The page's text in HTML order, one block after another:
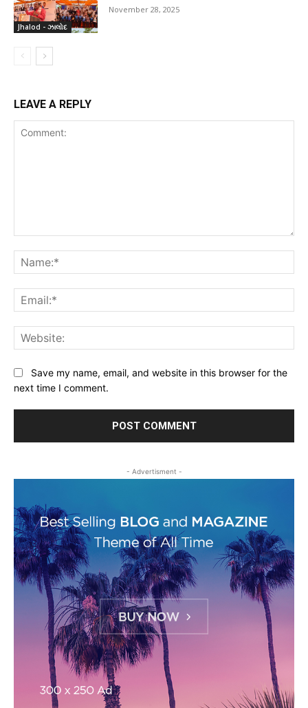
Jhalod - ઝાલોદ
November 28, 2025
LEAVE A REPLY
Save my name, email, and website in this browser for the
next time I comment.
- Advertisment -